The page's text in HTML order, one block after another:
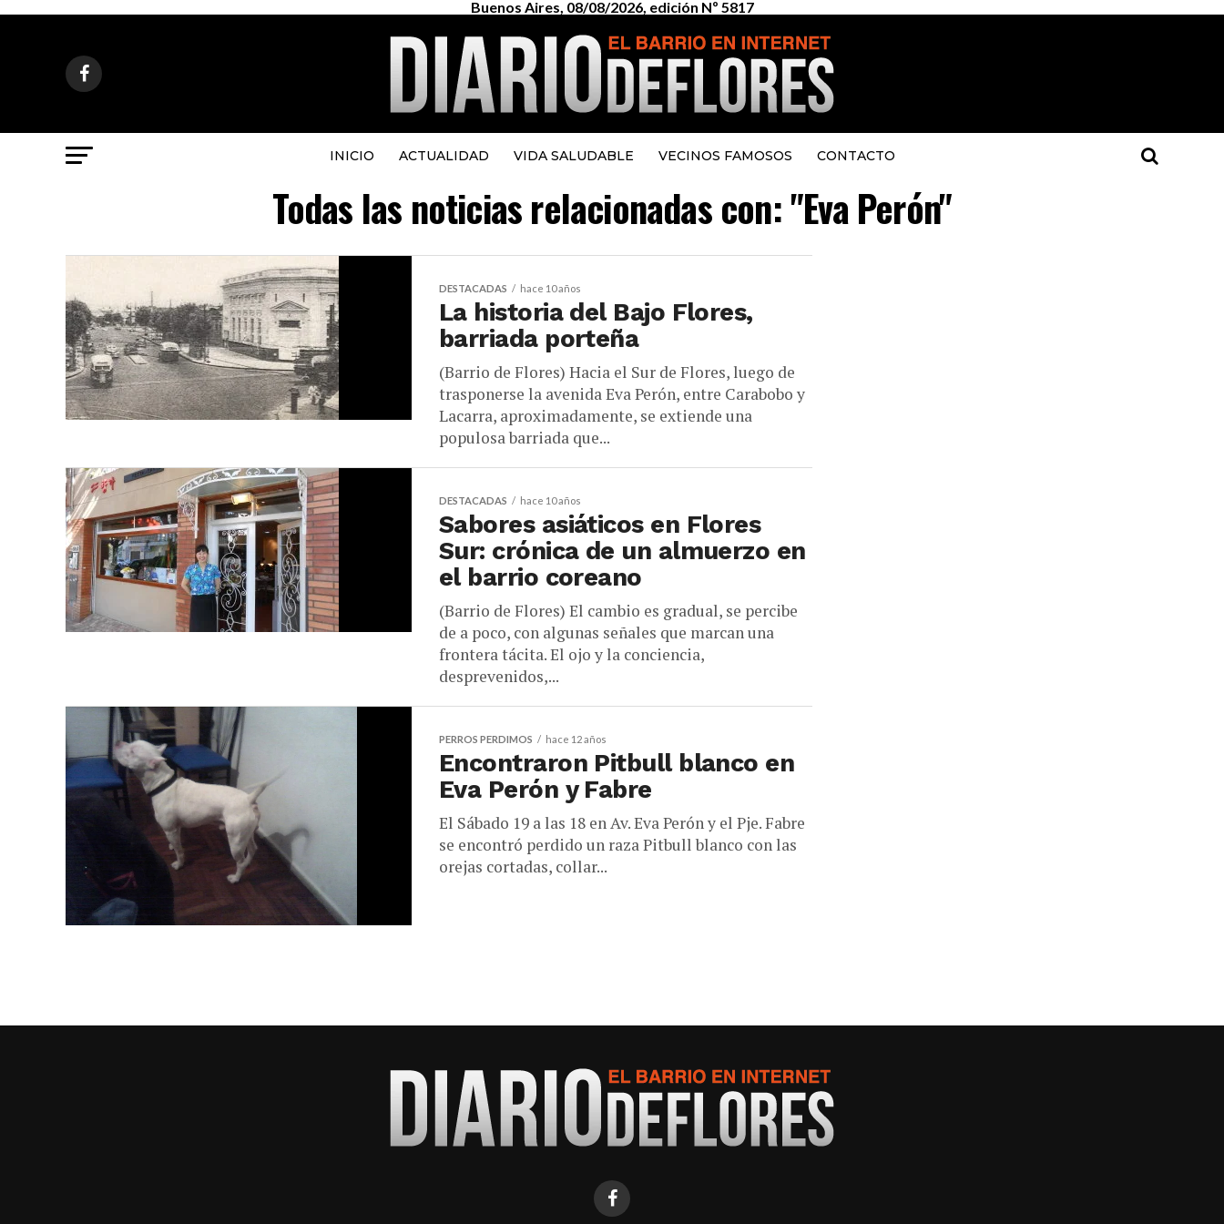
Buenos Aires, 08/08/2026, edición Nº 5817
INICIO ACTUALIDAD VIDA SALUDABLE VECINOS FAMOSOS CONTACTO
Todas las noticias relacionadas con: "Eva Perón"
DESTACADAS hace 10 años
La historia del Bajo Flores,
barriada porteña
(Barrio de Flores) Hacia el Sur de Flores, luego de
trasponerse la avenida Eva Perón, entre Carabobo y
Lacarra, aproximadamente, se extiende una
populosa barriada que...
DESTACADAS hace 10 años
Sabores asiáticos en Flores
Sur: crónica de un almuerzo en
el barrio coreano
(Barrio de Flores) El cambio es gradual, se percibe
de a poco, con algunas señales que marcan una
frontera tácita. El ojo y la conciencia,
desprevenidos,...
PERROS PERDIMOS hace 12 años
Encontraron Pitbull blanco en
Eva Perón y Fabre
El Sábado 19 a las 18 en Av. Eva Perón y el Pje. Fabre
se encontró perdido un raza Pitbull blanco con las
orejas cortadas, collar...